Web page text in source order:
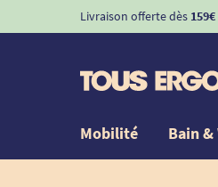
Livraison offerte dès 159€
Mobilité Bain &